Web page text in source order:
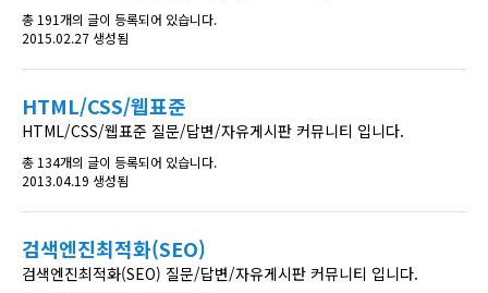
총 191개의 글이 등록되어 있습니다.
2015.02.27 생성됨
HTML/CSS/웹표준
HTML/CSS/웹표준 질문/답변/자유게시판 커뮤니티 입니다.
총 134개의 글이 등록되어 있습니다.
2013.04.19 생성됨
검색엔진최적화(SEO)
검색엔진최적화(SEO) 질문/답변/자유게시판 커뮤니티 입니다.